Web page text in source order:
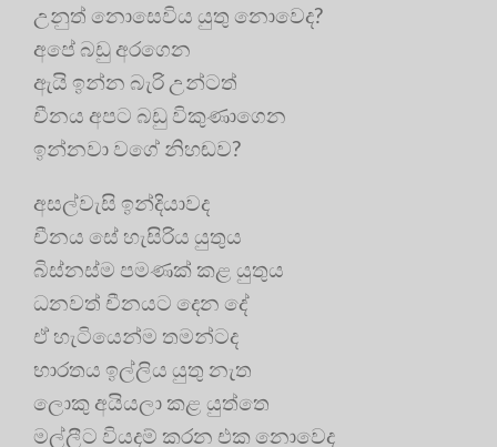
උනුත් නොසෙවිය යුතු නොවෙද?
අපේ බඩු අරගෙන
ඇයි ඉන්න බැරි උන්ටත්
චීනය අපට බඩු විකුණාගෙන
ඉන්නවා වගේ නිහඬව?
අසල්වැසි ඉන්දියාවද
චීනය සේ හැසිරිය යුතුය
බිස්නස්ම පමණක් කළ යුතුය
ධනවත් චීනයට දෙන දේ
ඒ හැටියෙන්ම තමන්ටද
භාරතය ඉල්ලිය යුතු නැත
ලොකු අයියලා කළ යුත්තෙ
මල්ලීට වියදම් කරන එක නොවෙද